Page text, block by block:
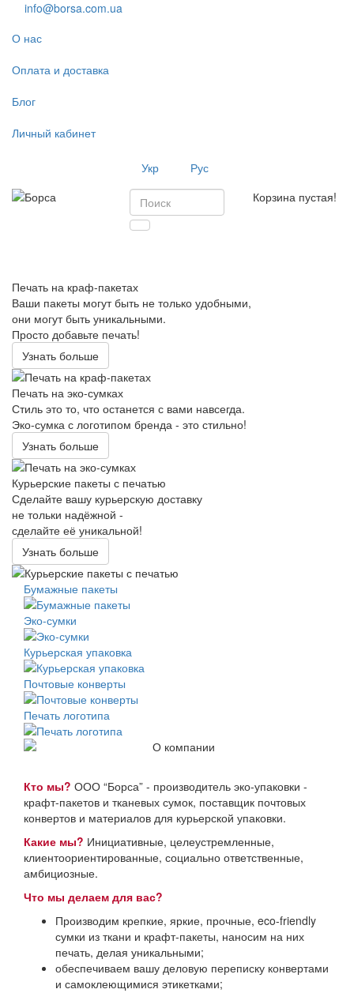
info@borsa.com.ua
О нас
Оплата и доставка
Блог
Личный кабинет
Укр
Рус
Корзина пустая!
Печать на краф-пакетах
Ваши пакеты могут быть не только удобными,
они могут быть уникальными.
Просто добавьте печать!
Узнать больше
Печать на эко-сумках
Стиль это то, что останется с вами навсегда.
Эко-сумка с логотипом бренда - это стильно!
Узнать больше
Курьерские пакеты с печатью
Сделайте вашу курьерскую доставку
не тольки надёжной -
сделайте её уникальной!
Узнать больше
Бумажные пакеты
Эко-сумки
Курьерская упаковка
Почтовые конверты
Печать логотипа
Кто мы? ООО “Борса” - производитель эко-упаковки -
крафт-пакетов и тканевых сумок, поставщик почтовых
конвертов и материалов для курьерской упаковки.
Какие мы? Инициативные, целеустремленные,
клиентоориентированные, социально ответственные,
амбициозные.
Что мы делаем для вас?
Производим крепкие, яркие, прочные, eco-friendly
сумки из ткани и крафт-пакеты, наносим на них
печать, делая уникальными;
обеспечиваем вашу деловую переписку конвертами
и самоклеющимися этикетками;